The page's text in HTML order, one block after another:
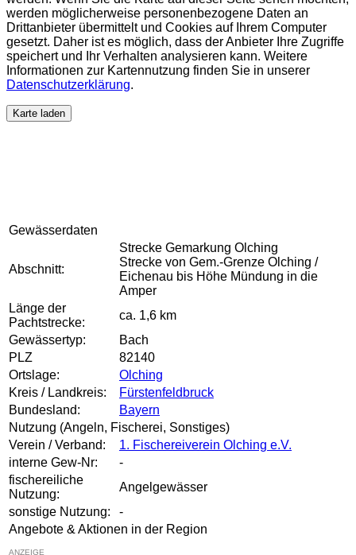
werden möglicherweise personenbezogene Daten an
Drittanbieter übermittelt und Cookies auf Ihrem Computer
gesetzt. Daher ist es möglich, dass der Anbieter Ihre Zugriffe
speichert und Ihr Verhalten analysieren kann. Weitere
Informationen zur Kartennutzung finden Sie in unserer
Datenschutzerklärung.
Karte laden
Gewässerdaten
Abschnitt:
Strecke Gemarkung Olching
Strecke von Gem.-Grenze Olching /
Eichenau bis Höhe Mündung in die
Amper
Länge der
Pachtstrecke:
ca. 1,6 km
Gewässertyp:
Bach
PLZ
82140
Ortslage:
Olching
Kreis / Landkreis:
Fürstenfeldbruck
Bundesland:
Bayern
Nutzung (Angeln, Fischerei, Sonstiges)
Verein / Verband:
1. Fischereiverein Olching e.V.
interne Gew-Nr:
-
fischereiliche
Nutzung:
Angelgewässer
sonstige Nutzung:
-
Angebote & Aktionen in der Region
ANZEIGE